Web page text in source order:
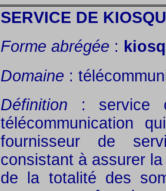
SERVICE DE
Forme abrégée :
Domaine :
Définition : service
télécommunication
fournisseur de
consistant à assurer
de la totalité des